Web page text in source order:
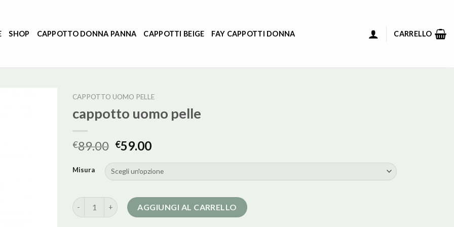
SHOP CAPPOTTO DONNA PANNA CAPPOTTI BEIGE FAY CAPPOTTI DONNA CARRELLO
CAPPOTTO UOMO PELLE
cappotto uomo pelle
€89.00 €59.00
Misura
cappotto uomo pelle quantitàAGGIUNGI AL CARRELLO